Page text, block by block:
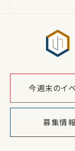
今週末のイ
募集情報